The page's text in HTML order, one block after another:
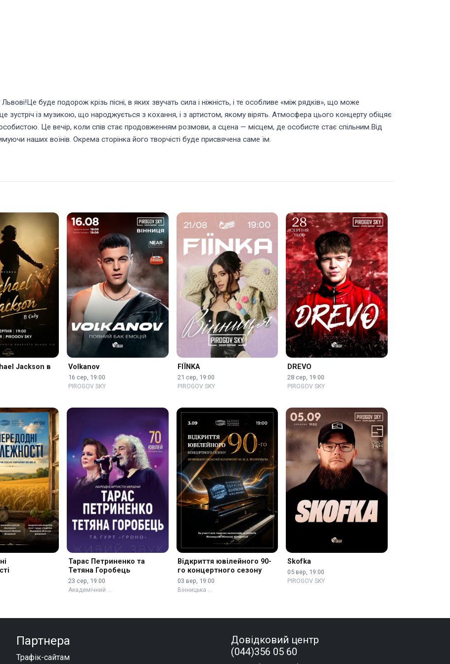
буде подорож крізь пісні, в яких звучать сила і ніжність, і те особливе «між рядків», що може
зустріч із музикою, що народжується з кохання, і з артистом, якому вірять. Атмосфера цього концерту обіцяє
Це вечір, коли спів стає продовженням розмови, а сцена — місцем, де особисте стає спільним.Від
наших воїнів. Окрема сторінка його творчісті буде присвячена саме їм.
Jackson в
Volkanov
16 сер, 19:00
PIROGOV SKY
FIЇNKA
21 сер, 19:00
PIROGOV SKY
DREVO
28 сер, 19:00
PIROGOV SKY
Тарас Петриненко та
Тетяна Горобець
23 сер, 19:00
Академічний …
Відкриття ювілейного 90-
го концертного сезону
03 вер, 19:00
Вінницька …
Skofka
05 вер, 19:00
PIROGOV SKY
Партнера
Трафік-сайтам
Довідковий центр
(044)356 05 60